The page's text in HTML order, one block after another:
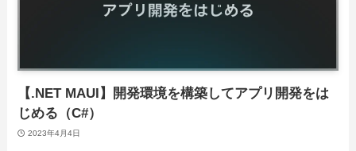
【.NET MAUI】開発環境を構築してアプリ開発をは
じめる（C#）
2023年4月4日